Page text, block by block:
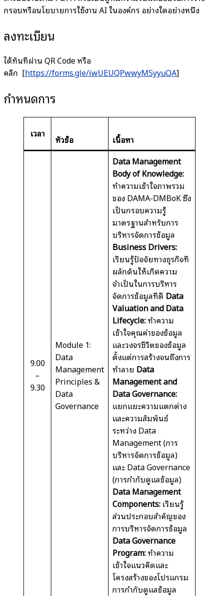
กรอบหรือนโยบายการใช้งาน AI ในองค์กร อย่างใดอย่างหนึ่ง
ลงทะเบียน
ได้ทันทีผ่าน QR Code หรือ
คลิก [https://forms.gle/iwUEUQPwwyMSyyuQA]
กำหนดการ
เวลา หัวข้อ เนื้อหา
9.00
–
9.30
Module 1:
Data
Management
Principles &
Data
Governance
Data Management
Body of Knowledge:
ทำความเข้าใจภาพรวม
ของ DAMA-DMBoK ซึ่ง
เป็นกรอบความรู้
มาตรฐานสำหรับการ
บริหารจัดการข้อมูล
Business Drivers:
เรียนรู้ปัจจัยทางธุรกิจที่
ผลักดันให้เกิดความ
จำเป็นในการบริหาร
จัดการข้อมูลที่ดี Data
Valuation and Data
Lifecycle:ทำความ
เข้าใจคุณค่าของข้อมูล
และวงจรชีวิตของข้อมูล
ตั้งแต่การสร้างจนถึงการ
ทำลาย Data
Management and
Data Governance:
แยกแยะความแตกต่าง
และความสัมพันธ์
ระหว่าง Data
Management (การ
บริหารจัดการข้อมูล)
และ Data Governance
(การกำกับดูแลข้อมูล)
Data Management
Components:เรียนรู้
ส่วนประกอบสำคัญของ
การบริหารจัดการข้อมูล
Data Governance
Program:ทำความ
เข้าใจแนวคิดและ
โครงสร้างของโปรแกรม
การกำกับดูแลข้อมูล